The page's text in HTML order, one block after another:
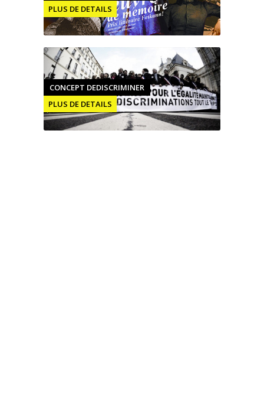
PLUS DE DETAILS
CONCEPT DEDISCRIMINER
PLUS DE DETAILS